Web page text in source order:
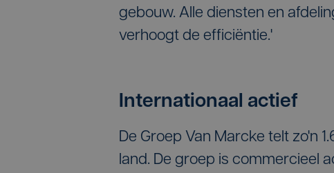
gebouw. Alle diensten en
verhoogt de efficiëntie.'
Internationaal actief
De Groep Van Marcke telt zo'n
land. De groep is commercieel